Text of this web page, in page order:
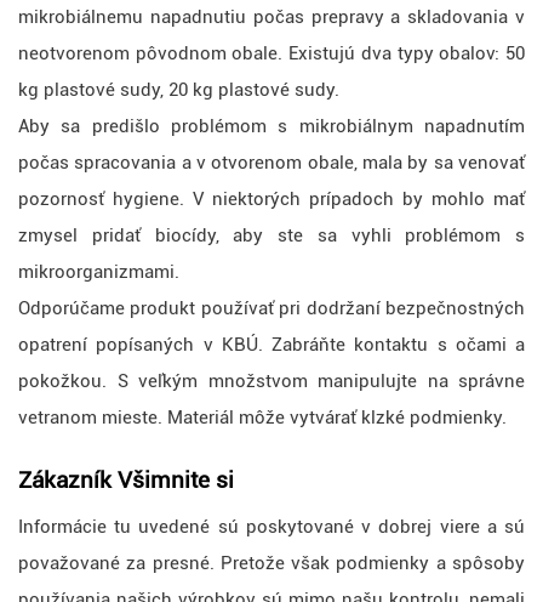
mikrobiálnemu napadnutiu počas prepravy a skladovania v
neotvorenom pôvodnom obale. Existujú dva typy obalov: 50
kg plastové sudy, 20 kg plastové sudy.
Aby sa predišlo problémom s mikrobiálnym napadnutím
počas spracovania a v otvorenom obale, mala by sa venovať
pozornosť hygiene. V niektorých prípadoch by mohlo mať
zmysel pridať biocídy, aby ste sa vyhli problémom s
mikroorganizmami.
Odporúčame produkt používať pri dodržaní bezpečnostných
opatrení popísaných v KBÚ. Zabráňte kontaktu s očami a
pokožkou. S veľkým množstvom manipulujte na správne
vetranom mieste. Materiál môže vytvárať klzké podmienky.
ZákazníkVšimnite si
Informácie tu uvedené sú poskytované v dobrej viere a sú
považované za presné. Pretože však podmienky a spôsoby